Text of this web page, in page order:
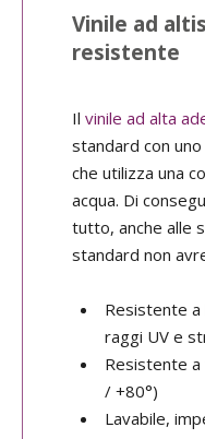
Vinile ad
resistente
Il vinile ad alta
standard con
che utilizza una
acqua. Di
tutto, anche alle
standard non
Resistente a
raggi UV e
Resistente
/ +80°)
Lavabile,